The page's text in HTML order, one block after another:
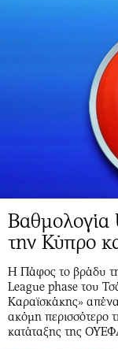
Βαθμολογία
την Κύπρο
Η Πάφος το βράδυ
League phase του
Καραϊσκάκης»
ακόμη περισσότερο
κατάταξης της